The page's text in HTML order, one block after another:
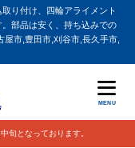
り付け、四輪アライメント
部品は安く、持ち込みでの
市,豊田市,刈谷市,長久手市,
MENU
旬となっております。